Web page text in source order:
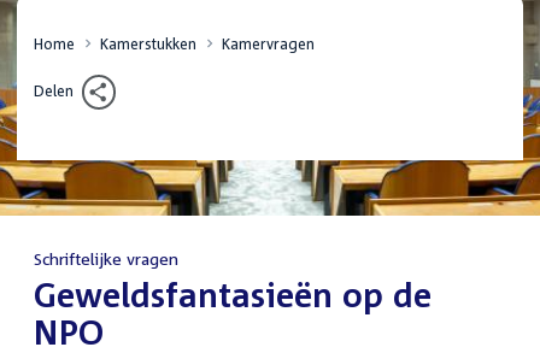
Home Kamerstukken Kamervragen
Delen
Schriftelijke vragen
:Geweldsfantasieën op de
NPO